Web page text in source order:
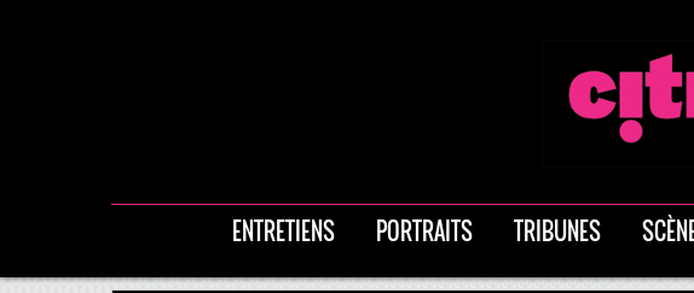
ENTRETIENS PORTRAITS TRIBUNES